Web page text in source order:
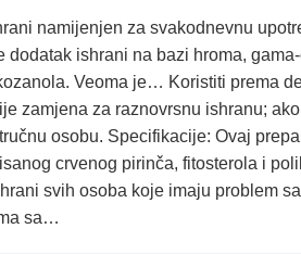
namijenjen za svakodnevnu
ishrani na bazi hroma,
Veoma je… Koristiti prema
zamjena za raznovrsnu ishranu;
osobu. Specifikacije: Ovaj
crvenog pirinča, fitosterola i
svih osoba koje imaju problem
sa…